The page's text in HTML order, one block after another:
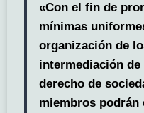
«Con el fin de
mínimas
organización de
intermediación de
derecho de
miembros podrán